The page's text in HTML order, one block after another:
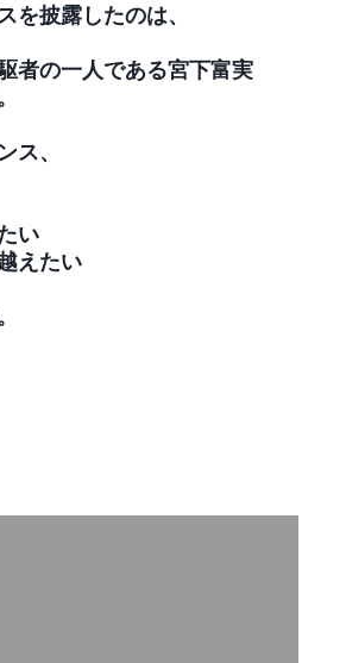
披露したのは、
者の一人である宮下富実
ス、
い
えたい